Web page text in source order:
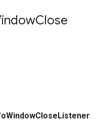
Close